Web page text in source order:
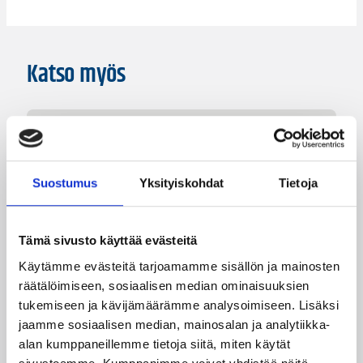
Suostumus Yksityiskohdat Tietoja
Tämä sivusto käyttää evästeitä
Käytämme evästeitä tarjoamamme sisällön ja mainosten
räätälöimiseen, sosiaalisen median ominaisuuksien
tukemiseen ja kävijämäärämme analysoimiseen. Lisäksi
jaamme sosiaalisen median, mainosalan ja analytiikka-
alan kumppaneillemme tietoja siitä, miten käytät
Katso myös
Naisten Korisliiga07.08.2026 09:14
Destiny Brown ja Tapiolan